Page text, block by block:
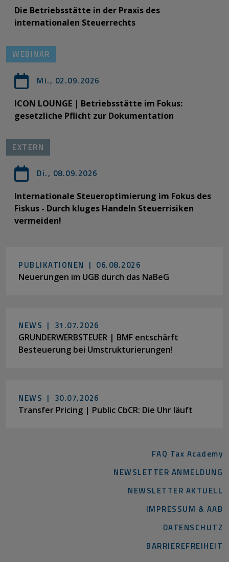
Die Betriebsstätte in der Praxis des
internationalen Steuerrechts
WEBINAR
Mi., 02.09.2026
ICON LOUNGE | Betriebsstätte im Fokus:
gesetzliche Pflicht zur Dokumentation
EXTERN
Di., 08.09.2026
Internationale Steueroptimierung im Fokus des
Fiskus - Durch kluges Handeln Steuerrisiken
vermeiden!
PUBLIKATIONEN | 06.08.2026
Neuerungen im UGB durch das NaBeG
NEWS | 31.07.2026
GRUNDERWERBSTEUER | BMF entschärft
Besteuerung bei Umstrukturierungen!
NEWS | 30.07.2026
Transfer Pricing | Public CbCR: Die Uhr läuft
FAQ Tax Academy
NEWSLETTER ANMELDUNG
NEWSLETTER AKTUELL
IMPRESSUM & AAB
DATENSCHUTZ
BARRIEREFREIHEIT